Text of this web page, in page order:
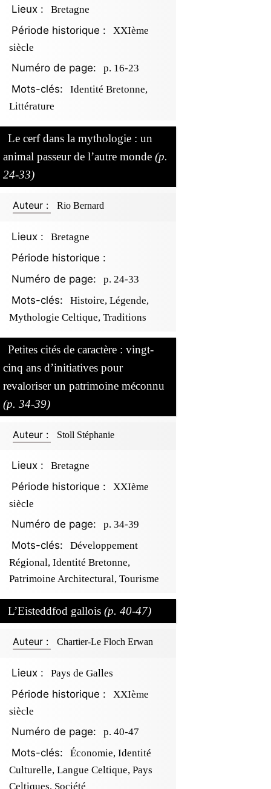
Lieux : Bretagne
Période historique :
XXIème
siècle
Numéro de page: p. 16-23
Mots-clés:
Identité Bretonne,
Littérature
Le cerf dans la mythologie : un
animal passeur de l’autre monde (p.
24-33)
Auteur : Rio Bernard
Lieux : Bretagne
Période historique :
Numéro de page:
p. 24-33
Mots-clés:
Histoire, Légende,
Mythologie Celtique, Traditions
Petites cités de caractère : vingt-
cinq ans d’initiatives pour
revaloriser un patrimoine méconnu
(p. 34-39)
Auteur : Stoll Stéphanie
Lieux : Bretagne
Période historique :
XXIème
siècle
Numéro de page: p. 34-39
Mots-clés:
Développement
Régional, Identité Bretonne,
Patrimoine Architectural, Tourisme
L’Eisteddfod gallois (p. 40-47)
Auteur : Chartier-Le Floch Erwan
Lieux : Pays de Galles
Période historique :
XXIème
siècle
Numéro de page: p. 40-47
Mots-clés:
Économie, Identité
Culturelle, Langue Celtique, Pays
Celtiques, Société